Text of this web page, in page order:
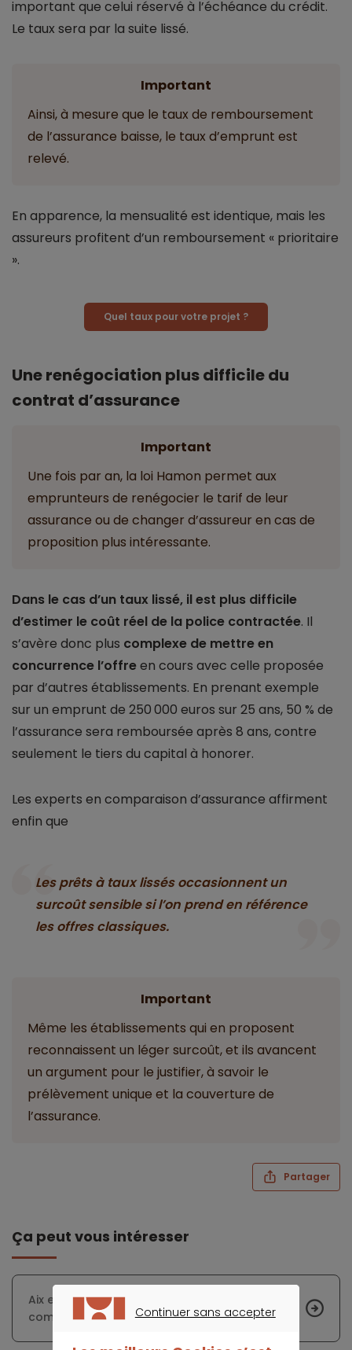
important que celui réservé à l’échéance du crédit.
Le taux sera par la suite lissé.
Important
Ainsi, à mesure que le taux de remboursement
de l’assurance baisse, le taux d’emprunt est
relevé.
En apparence, la mensualité est identique, mais les
assureurs profitent d’un remboursement « prioritaire
».
Quel taux pour votre projet ?
Une renégociation plus difficile du
contrat d’assurance
Important
Une fois par an, la loi Hamon permet aux
emprunteurs de renégocier le tarif de leur
assurance ou de changer d’assureur en cas de
proposition plus intéressante.
Dans le cas d’un taux lissé, il est plus difficile
d’estimer le coût réel de la police contractée. Il
s’avère donc plus complexe de mettre en
concurrence l’offreen cours avec celle proposée
par d’autres établissements. En prenant exemple
sur un emprunt de 250 000 euros sur 25 ans, 50 % de
l’assurance sera remboursée après 8 ans, contre
seulement le tiers du capital à honorer.
Les experts en comparaison d’assurance affirment
enfin que
Les prêts à taux lissés occasionnent un
surcoût sensible si l’on prend en référence
les offres classiques.
Important
Même les établissements qui en proposent
reconnaissent un léger surcoût, et ils avancent
un argument pour le justifier, à savoir le
prélèvement unique et la couverture de
l’assurance.
Partager
Ça peut vous intéresser
Aix et Marseille reçoivent une récompense
commune pour la qualité de vie
Continuer sans accepter